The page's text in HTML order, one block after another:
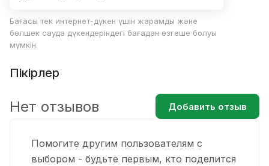
Бағасы тек интернет-дүкен үшін жарамды және
бөлшек сауда дүкендеріндегі бағадан өзгеше болуы
мүмкін.
Пікірлер
Помогите другим пользователям с
выбором - будьте первым, кто поделится
Нет отзывов Добавить отзыв